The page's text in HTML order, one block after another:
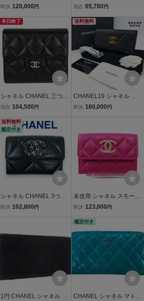
ル CHANEL 三つ折り財布
ラップウォレット ココマ
ーク ブラック メンズ レデ
ィース★
即決 120,000 円
モールフラップ ウォレッ
布 ゴールド
現在 65,780 円
本日終了
シャネル CHANEL 三つ折
り 財布 マトラッセ クラシ
ォレット キャビアスキン
ブラック シルバー金具 A
P0231 中古
現在 104,500 円
送料無料
CHANEL19 シャネル デ
ィズヌフ ココマーク マト
即決 160,000 円
送料無料
鑑定付き
シャネル CHANEL 3つ折
り財布 AP1789 19 スモー
即決 102,800 円
未使用 シャネル スモール
フラップ ウォレット キャ
つ折り コンパクト財布 A
P4319 ピンク系 CHANEL
/34853
即決 123,000 円
1円 CHANEL シャネル マ
鑑定付き
CHANEL シャネル マトラ